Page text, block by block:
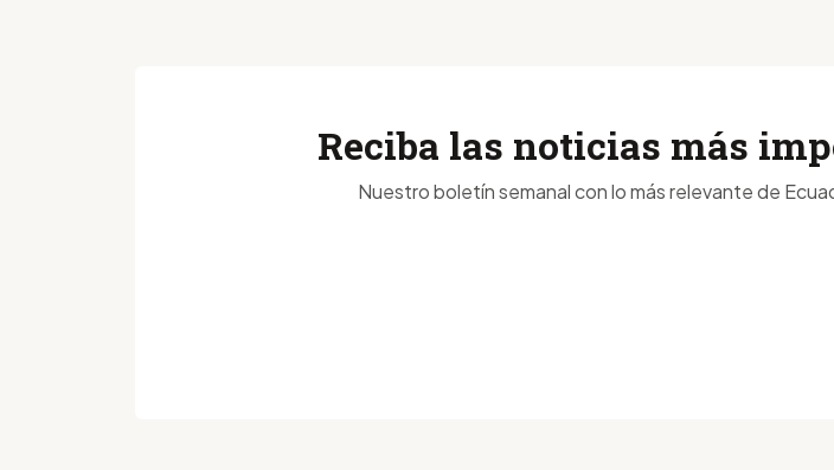
Reciba las noticias más
Nuestro boletín semanal con lo más relevante de